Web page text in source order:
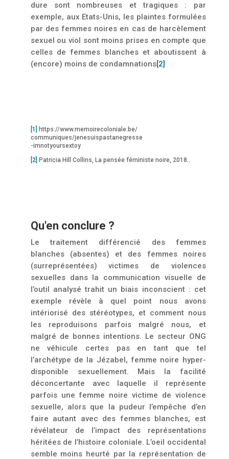
dure sont nombreuses et tragiques : par
exemple, aux Etats-Unis, les plaintes formulées
par des femmes noires en cas de harcèlement
sexuel ou viol sont moins prises en compte que
celles de femmes blanches et aboutissent à
(encore) moins de condamnations[2]
[1]
https://www.memoirecoloniale.be/
communiques/jenesuispastanegresse
-imnotyoursextoy
[2] Patricia Hill Collins, La pensée féministe noire, 2018..
Qu'en conclure ?
Le traitement différencié des femmes
blanches (absentes) et des femmes noires
(surreprésen­tées) victimes de violences
sexuelles dans la communication visuelle de
l’outil analysé trahit un biais inconscient : cet
exemple révèle à quel point nous avons
intériorisé des stéréotypes, et comment nous
les reproduisons parfois malgré nous, et
malgré de bonnes intentions. Le secteur ONG
ne véhicule certes pas en tant que tel
l’archétype de la Jézabel, femme noire hy­per-
disponible sexuellement. Mais la facilité
déconcertante avec laquelle il représente
parfois une femme noire victime de violence
sexuelle, alors que la pudeur l’empêche d’en
faire autant avec des femmes blanches, est
révélateur de l’impact des représentations
héritées de l’histoire coloniale. L’oeil occidental
semble moins heurté par la représentation de